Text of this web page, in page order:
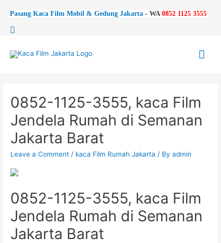
Pasang Kaca Film Mobil & Gedung Jakarta - WA 0852 1125 3555
Search
0852-1125-3555, kaca Film
Jendela Rumah di Semanan
Jakarta Barat
Leave a Comment / kaca Film Rumah Jakarta / Byadmin
0852-1125-3555, kaca Film
Jendela Rumah di Semanan
Jakarta Barat